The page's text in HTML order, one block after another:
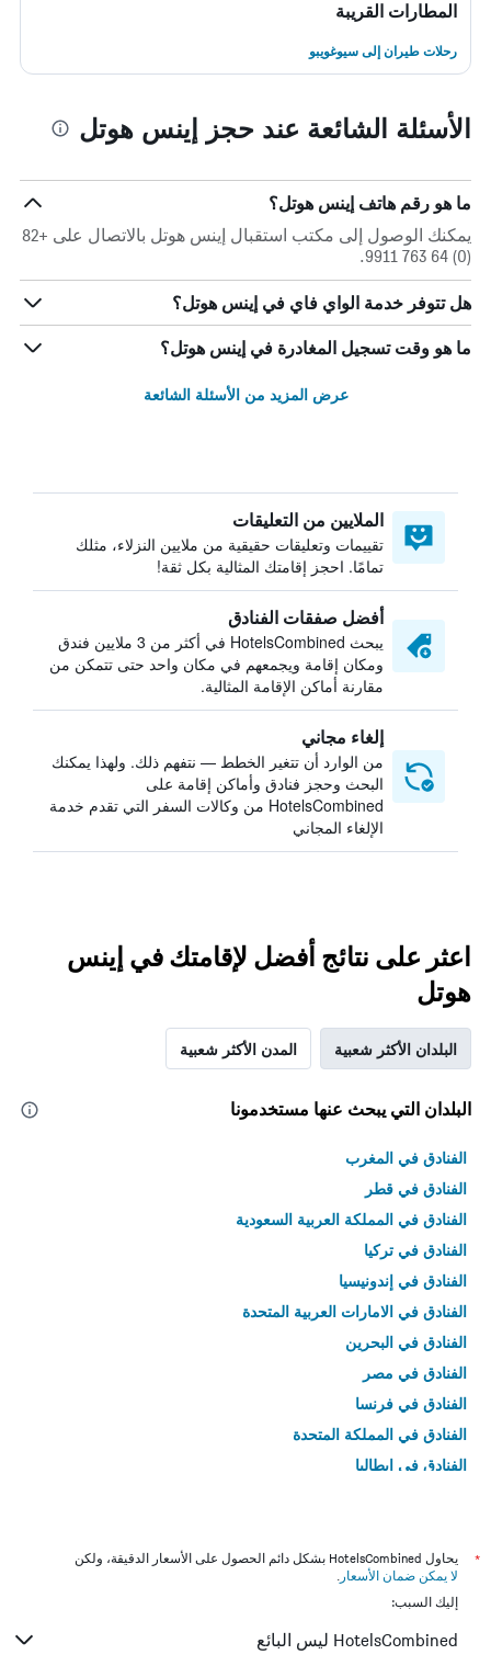
المطارات القريبة
رحلات طيران إلى سيوغويبو
الأسئلة الشائعة عند حجز إينس هوتل
ما هو رقم هاتف إينس هوتل؟
يمكنك الوصول إلى مكتب استقبال إينس هوتل بالاتصال على +82
(0) 64 763 9911.
هل تتوفر خدمة الواي فاي في إينس هوتل؟
ما هو وقت تسجيل المغادرة في إينس هوتل؟
عرض المزيد من الأسئلة الشائعة
الملايين من التعليقات
تقييمات وتعليقات حقيقية من ملايين النزلاء، مثلك
تمامًا. احجز إقامتك المثالية بكل ثقة!
أفضل صفقات الفنادق
يبحث HotelsCombined في أكثر من 3 ملايين فندق
ومكان إقامة ويجمعهم في مكان واحد حتى تتمكن من
مقارنة أماكن الإقامة المثالية.
إلغاء مجاني
من الوارد أن تتغير الخطط — نتفهم ذلك. ولهذا يمكنك
البحث وحجز فنادق وأماكن إقامة على
HotelsCombined من وكالات السفر التي تقدم خدمة
الإلغاء المجاني
اعثر على نتائج أفضل لإقامتك في إينس
هوتل
البلدان الأكثر شعبية المدن الأكثر شعبية
البلدان التي يبحث عنها مستخدمونا
الفنادق في المغرب
الفنادق في قطر
الفنادق في المملكة العربية السعودية
الفنادق في تركيا
الفنادق في إندونيسيا
الفنادق في الامارات العربية المتحدة
الفنادق في البحرين
الفنادق في مصر
الفنادق في فرنسا
الفنادق في المملكة المتحدة
الفنادق في إيطاليا
*
يحاول HotelsCombined بشكل دائم الحصول على الأسعار الدقيقة، ولكن
لا يمكن ضمان الأسعار .
إليك السبب:
HotelsCombined ليس البائع